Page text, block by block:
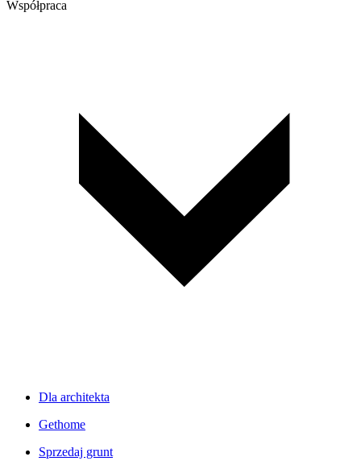
Współpraca
Dla architekta
Gethome
Sprzedaj grunt